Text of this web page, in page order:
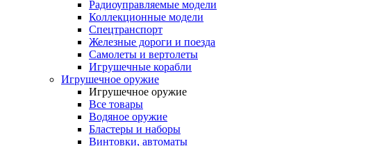
Радиоуправляемые модели
Коллекционные модели
Спецтранспорт
Железные дороги и поезда
Самолеты и вертолеты
Игрушечные корабли
Игрушечное оружие
Игрушечное оружие
Все товары
Водяное оружие
Бластеры и наборы
Винтовки, автоматы